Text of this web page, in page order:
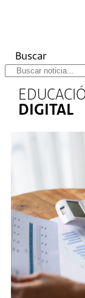
Buscar
DIGITAL